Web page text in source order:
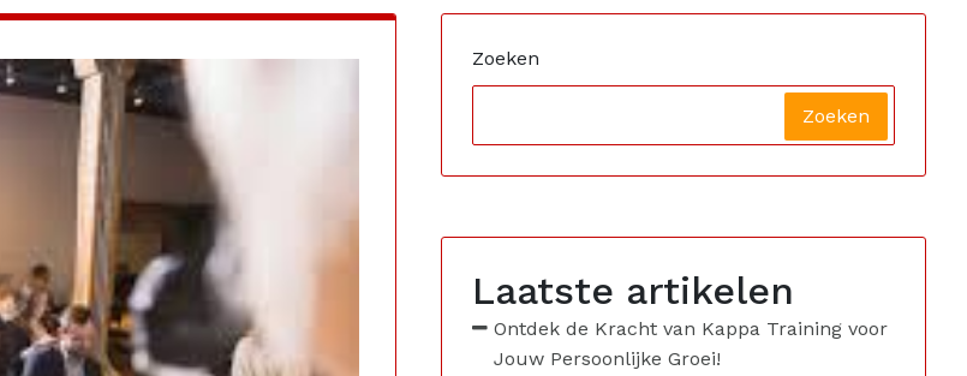
Zoeken
Zoeken
Laatste artikelen
Ontdek de Kracht van Kappa Training voor
Jouw Persoonlijke Groei!